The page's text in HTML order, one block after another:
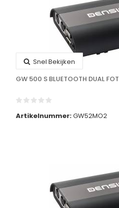
Snel Bekijken
GW 500 S BLUETOOTH DUAL FOT
Artikelnummer:GW52MO2